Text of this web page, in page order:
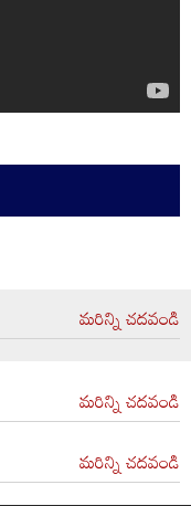
మరిన్ని చదవండి
మరిన్ని చదవండి
మరిన్ని చదవండి